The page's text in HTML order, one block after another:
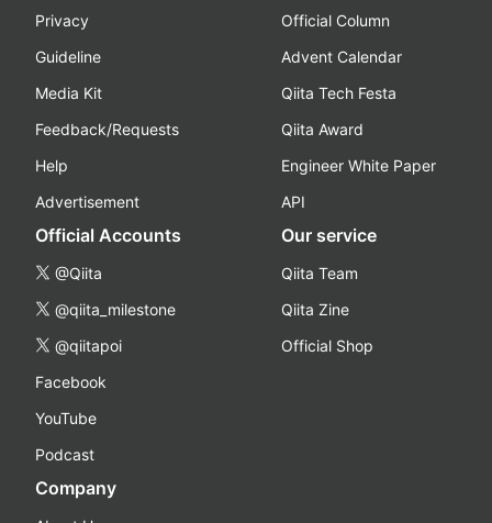
Privacy
Guideline
Media Kit
Feedback/Requests
Help
Advertisement
Official Column
Advent Calendar
Qiita Tech Festa
Qiita Award
Engineer White Paper
API
Official Accounts
@Qiita
@qiita_milestone
@qiitapoi
Facebook
YouTube
Podcast
Our service
Qiita Team
Qiita Zine
Official Shop
Company